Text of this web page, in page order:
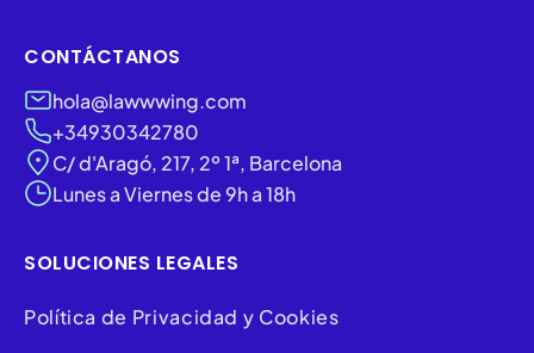
CONTÁCTANOS
hola@lawwwing.com
+34930342780
C/ d'Aragó, 217, 2º 1ª, Barcelona
Lunes a Viernes de 9h a 18h
SOLUCIONES LEGALES
Política de Privacidad y Cookies